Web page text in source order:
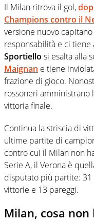
Il Milan ritrova il gol,
Champions contro il
versione nuovo
responsabilità e ci
Sportiello si esalta alla
Maignan e tiene
frazione di gioco.
rossoneri amministrano
vittoria finale.
Continua la striscia di
ultime partite di
contro cui il Milan non
Serie A, il Verona è
disputato più partite: 31
vittorie e 13 pareggi.
Milan, cosa